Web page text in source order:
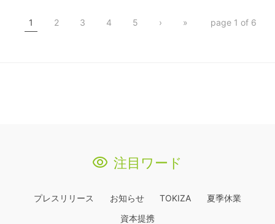
1 2 3 4 5 › » page 1 of 6
注目ワード
プレスリリース お知らせ TOKIZA
夏季休業
資本提携